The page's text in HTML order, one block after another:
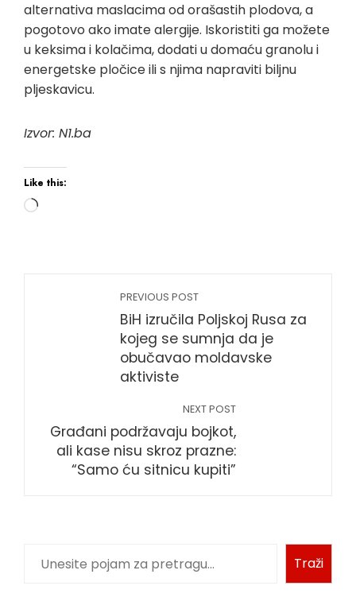
alternativa maslacima od orašastih plodova, a
pogotovo ako imate alergije. Iskoristiti ga možete
u keksima i kolačima, dodati u domaću granolu i
energetske pločice ili s njima napraviti biljnu
pljeskavicu.
Izvor: N1.ba
Like this:
PREVIOUS POST
BiH izručila Poljskoj Rusa za
kojeg se sumnja da je
obučavao moldavske
aktiviste
NEXT POST
Građani podržavaju bojkot,
ali kase nisu skroz prazne:
“Samo ću sitnicu kupiti”
Traži